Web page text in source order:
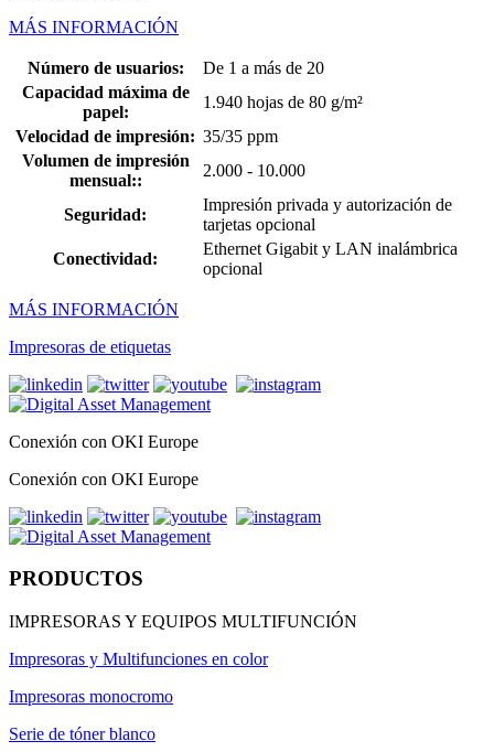
MÁS INFORMACIÓN
Número de usuarios:
De 1 a más de 20
Capacidad máxima de
papel:
1.940 hojas de 80 g/m²
Velocidad de impresión: 35/35 ppm
Volumen de impresión
mensual::
2.000 - 10.000
Seguridad:
Impresión privada y autorización de
tarjetas opcional
Conectividad:
Ethernet Gigabit y LAN inalámbrica
opcional
MÁS INFORMACIÓN
Impresoras de etiquetas
Conexión con OKI Europe
Conexión con OKI Europe
PRODUCTOS
IMPRESORAS Y EQUIPOS MULTIFUNCIÓN
Impresoras y Multifunciones en color
Impresoras monocromo
Serie de tóner blanco